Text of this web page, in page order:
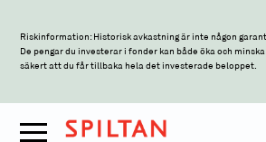
Riskinformation: Historisk avkastning är inte någon
De pengar du investerar i fonder kan både öka och
säkert att du får tillbaka hela det investerade beloppet.